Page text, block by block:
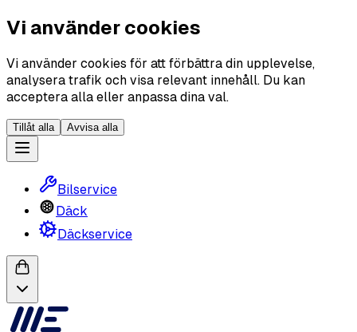
Vi använder cookies
Vi använder cookies för att förbättra din upplevelse,
analysera trafik och visa relevant innehåll. Du kan
acceptera alla eller anpassa dina val.
Tillåt alla Avvisa alla
Bilservice
Däck
Däckservice